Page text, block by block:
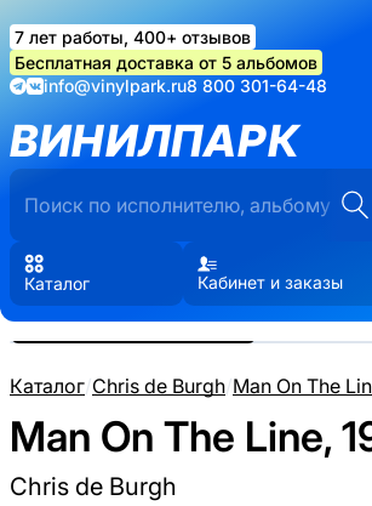
7 лет работы, 400+ отзывов
Бесплатная доставка от 5 альбомов
info@vinylpark.ru8 800 301-64-48
ВИНИЛПАРК
Каталог Кабинет и заказы
Каталог/Chris de Burgh/Man On The
Man On The Line,
Chris de Burgh
Реальные фото пластинки.
Нажмите, чтобы увеличить